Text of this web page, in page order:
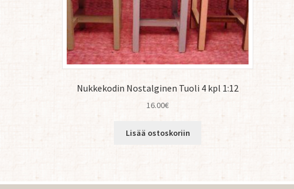
Nukkekodin Nostalginen Tuoli 4 kpl 1:12
16.00€
Lisää ostoskoriin